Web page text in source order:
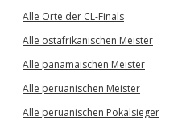
Alle Orte der CL-Finals
Alle ostafrikanischen Meister
Alle panamaischen Meister
Alle peruanischen Meister
Alle peruanischen Pokalsieger